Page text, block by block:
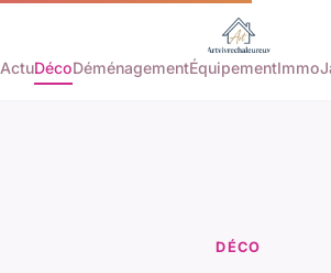
ActuDécoDéménagementÉquipementImmo
DÉCO